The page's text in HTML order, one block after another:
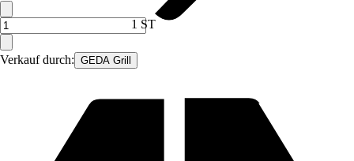
Verkauf durch: GEDA Grill
1 ST